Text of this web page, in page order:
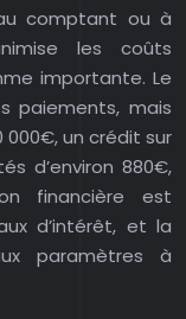
comptant ou à
les coûts
importante. Le
paiements, mais
000€, un crédit sur
d’environ 880€,
financière est
d’intérêt, et la
paramètres à